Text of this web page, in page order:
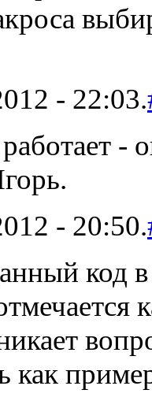
- 22:03.
-
- 20:50.
код
как